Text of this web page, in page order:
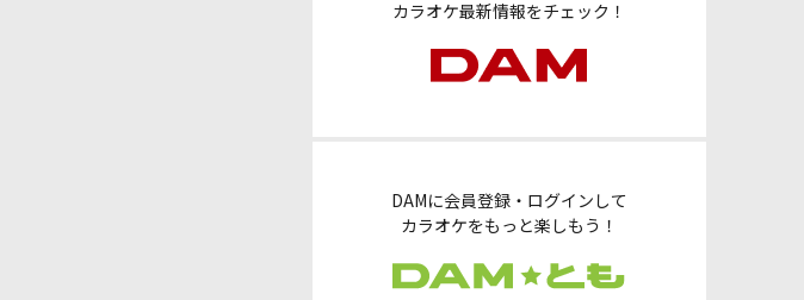
カラオケ最新情報をチェック！
DAMに会員登録・ログインして
カラオケをもっと楽しもう！